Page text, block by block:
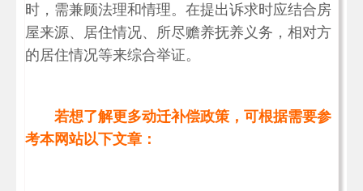
时，需兼顾法理和情理。在提出诉求时应结合房
屋来源、居住情况、所尽赡养抚养义务，相对方
的居住情况等来综合举证。
若想了解更多动迁补偿政策，可根据需要参
考本网站以下文章：